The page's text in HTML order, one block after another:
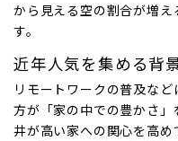
から見える空の割合が増
す。
近年人気を集める背
リモートワークの普及な
方が「家の中での豊かさ
井が高い家への関心を高